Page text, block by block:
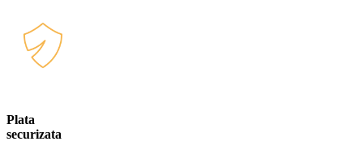
Plata
securizata